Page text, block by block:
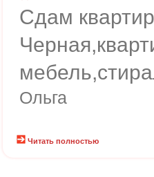
Сдам
Ольга
Читать полностью